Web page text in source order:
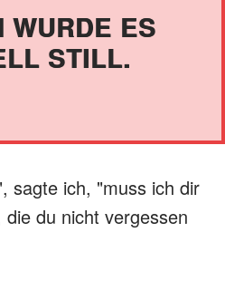
WURDE ES
STILL.
sagte ich, "muss ich dir
du nicht vergessen